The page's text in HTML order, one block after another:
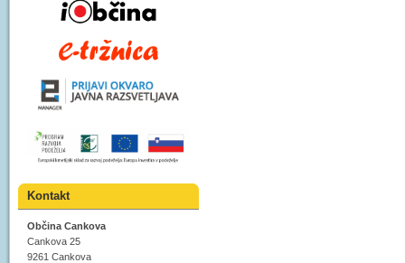
Kontakt
Občina Cankova
Cankova 25
9261 Cankova